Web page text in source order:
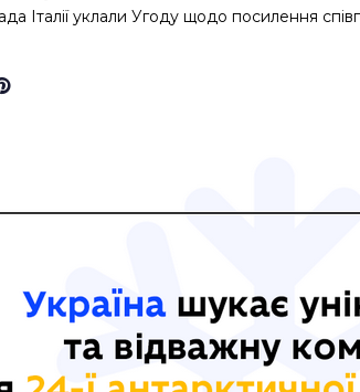
Італії уклали Угоду щодо посилення